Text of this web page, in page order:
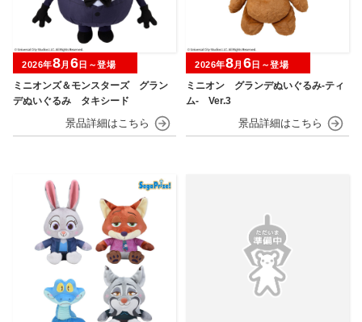
ミニオンズ＆モンスターズ グラン
デぬいぐるみ タキシード
2026年8月 6日～登場
ミニオン グランデぬいぐるみ‐ティ
ム‐ Ver.3
2026年8月 6日～登場